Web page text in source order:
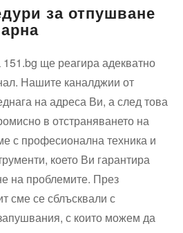
за отпушване
ще реагира адекватно
Нашите каналджии от
на адреса Ви, а след това
в отстраняването на
с професионална техника и
което Ви гарантира
на проблемите. През
сме се сблъсквали с
с които можем да